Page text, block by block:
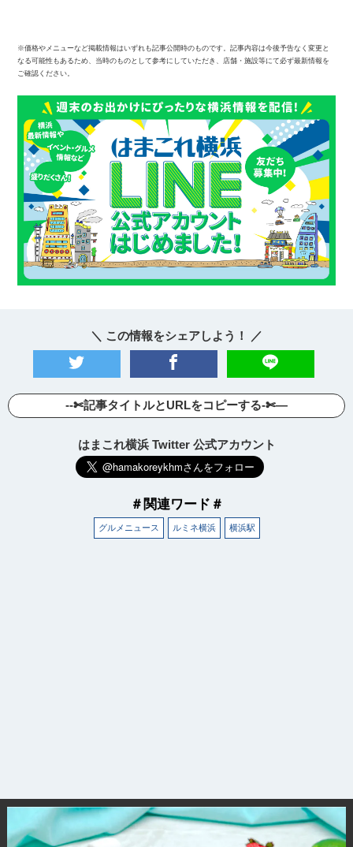
※価格やメニューなど掲載情報はいずれも記事公開時のものです。記事内容は今後予告なく変更と
なる可能性もあるため、当時のものとして参考にしていただき、店舗・施設等にて必ず最新情報を
ご確認ください。
＼ この情報をシェアしよう！ ／
--✄記事タイトルとURLをコピーする-✄—
はまこれ横浜 Twitter 公式アカウント
＃関連ワード＃
グルメニュース ルミネ横浜 横浜駅
ブログ記事